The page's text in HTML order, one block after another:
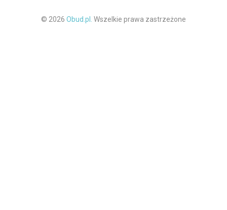
© 2026 Obud.pl. Wszelkie prawa zastrzeżone